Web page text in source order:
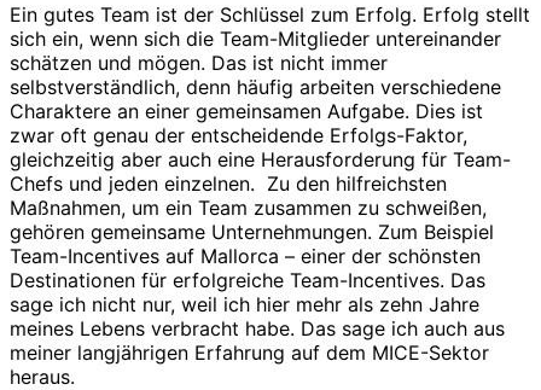
Ein gutes Team ist der Schlüssel zum Erfolg. Erfolg stellt
sich ein, wenn sich die Team-Mitglieder untereinander
schätzen und mögen. Das ist nicht immer
selbstverständlich, denn häufig arbeiten verschiedene
Charaktere an einer gemeinsamen Aufgabe. Dies ist
zwar oft genau der entscheidende Erfolgs-Faktor,
gleichzeitig aber auch eine Herausforderung für Team-
Chefs und jeden einzelnen. Zu den hilfreichsten
Maßnahmen, um ein Team zusammen zu schweißen,
gehören gemeinsame Unternehmungen. Zum Beispiel
Team-Incentives auf Mallorca – einer der schönsten
Destinationen für erfolgreiche Team-Incentives. Das
sage ich nicht nur, weil ich hier mehr als zehn Jahre
meines Lebens verbracht habe. Das sage ich auch aus
meiner langjährigen Erfahrung auf dem MICE-Sektor
heraus.